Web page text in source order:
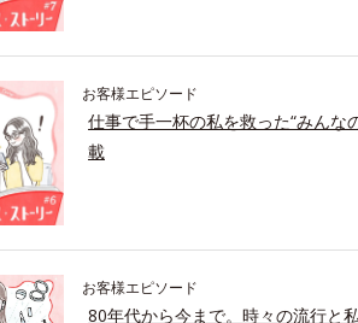
お客様エピソード
仕事で手一杯の私を救った“みんな
載
お客様エピソード
80年代から今まで。時々の流行と